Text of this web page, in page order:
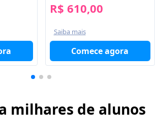
R$ 610,00
Saiba mais
Comece agora
milhares de alunos